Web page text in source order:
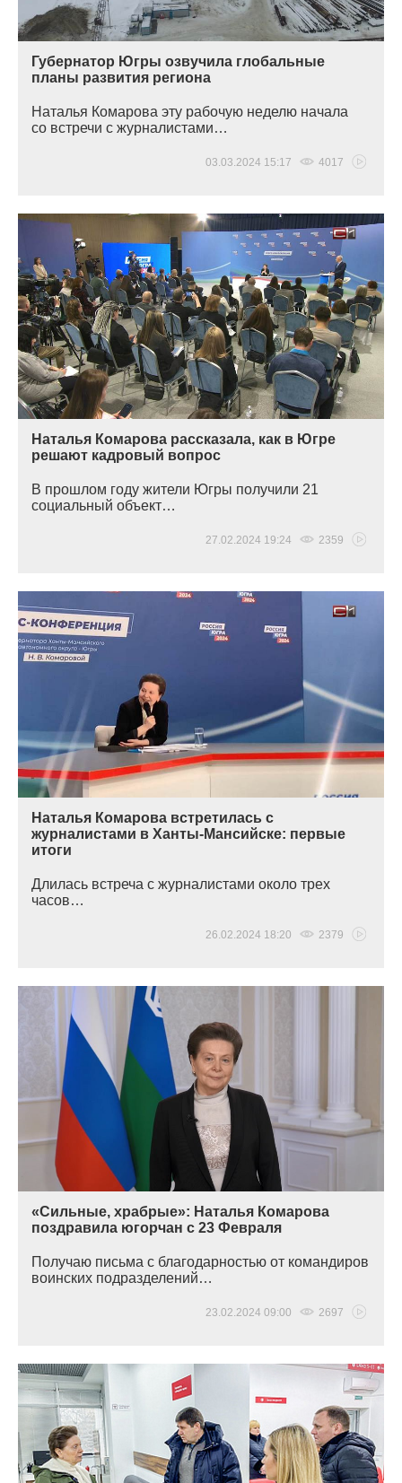
Губернатор Югры озвучила глобальные
планы развития региона
Наталья Комарова эту рабочую неделю начала
со встречи с журналистами…
03.03.2024 15:17 4017
Наталья Комарова рассказала, как в Югре
решают кадровый вопрос
В прошлом году жители Югры получили 21
социальный объект…
27.02.2024 19:24 2359
Наталья Комарова встретилась с
журналистами в Ханты-Мансийске: первые
итоги
Длилась встреча с журналистами около трех
часов…
26.02.2024 18:20 2379
«Сильные, храбрые»: Наталья Комарова
поздравила югорчан с 23 Февраля
Получаю письма с благодарностью от командиров
воинских подразделений…
23.02.2024 09:00 2697